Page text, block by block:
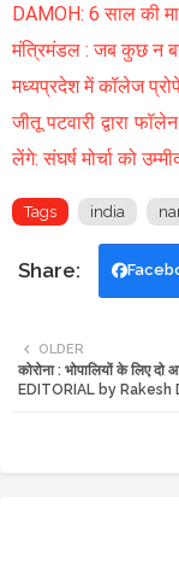
DAMOH: 6 साल की
मंत्रिमंडल : जब कुछ न
मध्यप्रदेश में कॉलेज
जीतू पटवारी द्वारा
लेंगे: संघर्ष मोर्चा को
Tags india
OLDER
कोरोना : भोपालियों के लिए
EDITORIAL by Rakesh